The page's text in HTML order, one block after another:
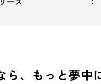
ら、もっと夢中